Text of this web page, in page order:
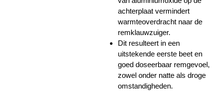
achterplaat vermindert
warmteoverdracht naar de
remklauwzuiger.
Dit resulteert in een
uitstekende eerste beet en
goed doseerbaar remgevoel,
zowel onder natte als droge
omstandigheden.